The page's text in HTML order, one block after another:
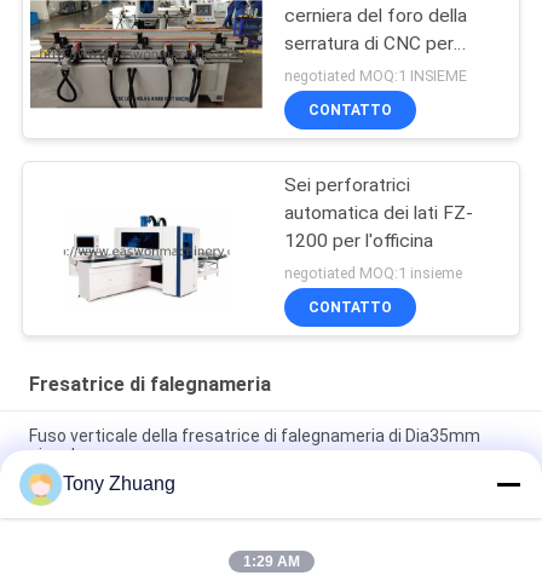
cerniera del foro della
serratura di CNC per
produzione della porta
negotiated MOQ:1 INSIEME
CONTATTO
Sei perforatrici
automatica dei lati FZ-
1200 per l'officina
negotiated MOQ:1 insieme
CONTATTO
Fresatrice di falegnameria
Fuso verticale della fresatrice di falegnameria di Dia35mm
singolo
Verticale universale di uso della fresatrice del fuso del doppio
di Dia35mm MX5317
Alesatrice del fuso della fresatrice di falegnameria di fila di
Tony Zhuang
1:29 AM